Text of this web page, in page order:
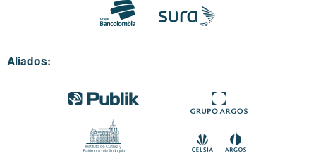
Aliados: